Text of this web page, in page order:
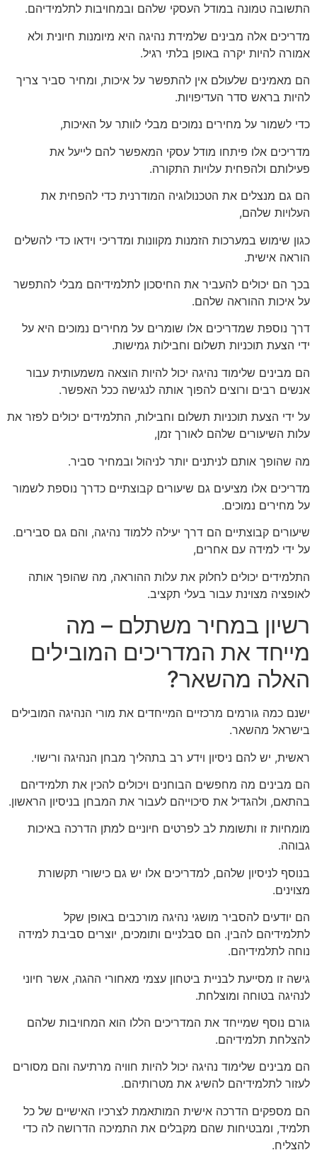
התשובה טמונה במודל העסקי שלהם ובמחויבות לתלמידיהם.
מדריכים אלה מבינים שלמידת נהיגה היא מיומנות חיונית ולא
אמורה להיות יקרה באופן בלתי רגיל.
הם מאמינים שלעולם אין להתפשר על איכות, ומחיר סביר צריך
להיות בראש סדר העדיפויות.
כדי לשמור על מחירים נמוכים מבלי לוותר על האיכות,
מדריכים אלו פיתחו מודל עסקי המאפשר להם לייעל את
פעילותם ולהפחית עלויות התקורה.
הם גם מנצלים את הטכנולוגיה המודרנית כדי להפחית את
העלויות שלהם,
כגון שימוש במערכות הזמנות מקוונות ומדריכי וידאו כדי להשלים
הוראה אישית.
בכך הם יכולים להעביר את החיסכון לתלמידיהם מבלי להתפשר
על איכות ההוראה שלהם.
דרך נוספת שמדריכים אלו שומרים על מחירים נמוכים היא על
ידי הצעת תוכניות תשלום וחבילות גמישות.
הם מבינים שלימוד נהיגה יכול להיות הוצאה משמעותית עבור
אנשים רבים ורוצים להפוך אותה לנגישה ככל האפשר.
על ידי הצעת תוכניות תשלום וחבילות, התלמידים יכולים לפזר את
עלות השיעורים שלהם לאורך זמן,
מה שהופך אותם לניתנים יותר לניהול ובמחיר סביר.
מדריכים אלו מציעים גם שיעורים קבוצתיים כדרך נוספת לשמור
על מחירים נמוכים.
שיעורים קבוצתיים הם דרך יעילה ללמוד נהיגה, והם גם סבירים.
על ידי למידה עם אחרים,
התלמידים יכולים לחלוק את עלות ההוראה, מה שהופך אותה
לאופציה מצוינת עבור בעלי תקציב.
רשיון במחיר משתלם – מה
מייחד את המדריכים המובילים
האלה מהשאר?
ישנם כמה גורמים מרכזיים המייחדים את מורי הנהיגה המובילים
בישראל מהשאר.
ראשית, יש להם ניסיון וידע רב בתהליך מבחן הנהיגה ורישוי.
הם מבינים מה מחפשים הבוחנים ויכולים להכין את תלמידיהם
בהתאם, ולהגדיל את סיכוייהם לעבור את המבחן בניסיון הראשון.
מומחיות זו ותשומת לב לפרטים חיוניים למתן הדרכה באיכות
גבוהה.
בנוסף לניסיון שלהם, למדריכים אלו יש גם כישורי תקשורת
מצוינים.
הם יודעים להסביר מושגי נהיגה מורכבים באופן שקל
לתלמידיהם להבין. הם סבלניים ותומכים, יוצרים סביבת למידה
נוחה לתלמידיהם.
גישה זו מסייעת לבניית ביטחון עצמי מאחורי ההגה, אשר חיוני
לנהיגה בטוחה ומוצלחת.
גורם נוסף שמייחד את המדריכים הללו הוא המחויבות שלהם
להצלחת תלמידיהם.
הם מבינים שלימוד נהיגה יכול להיות חוויה מרתיעה והם מסורים
לעזור לתלמידיהם להשיג את מטרותיהם.
הם מספקים הדרכה אישית המותאמת לצרכיו האישיים של כל
תלמיד, ומבטיחות שהם מקבלים את התמיכה הדרושה לה כדי
להצליח.